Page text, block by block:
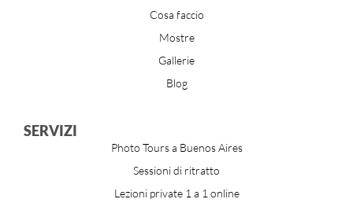
Cosa faccio
Mostre
Gallerie
Blog
SERVIZI
Photo Tours a Buenos Aires
Sessioni di ritratto
Lezioni private 1 a 1 online